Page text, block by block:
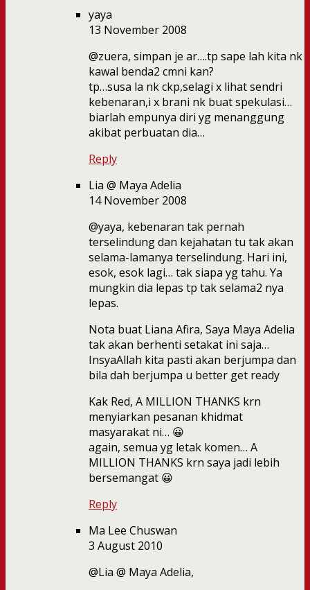
yaya
13 November 2008
@zuera, simpan je ar….tp sape lah kita nk
kawal benda2 cmni kan?
tp…susa la nk ckp,selagi x lihat sendri
kebenaran,i x brani nk buat spekulasi…
biarlah empunya diri yg menanggung
akibat perbuatan dia…
Reply
Lia @ Maya Adelia
14 November 2008
@yaya, kebenaran tak pernah
terselindung dan kejahatan tu tak akan
selama-lamanya terselindung. Hari ini,
esok, esok lagi… tak siapa yg tahu. Ya
mungkin dia lepas tp tak selama2 nya
lepas.
Nota buat Liana Afira, Saya Maya Adelia
tak akan berhenti setakat ini saja…
InsyaAllah kita pasti akan berjumpa dan
bila dah berjumpa u better get ready
Kak Red, A MILLION THANKS krn
menyiarkan pesanan khidmat
masyarakat ni… 😀
again, semua yg letak komen… A
MILLION THANKS krn saya jadi lebih
bersemangat 😀
Reply
Ma Lee Chuswan
3 August 2010
@Lia @ Maya Adelia,